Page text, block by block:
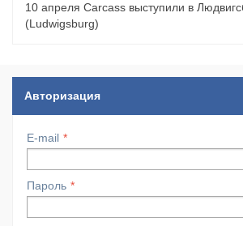
10 апреля Carcass выступили в
(Ludwigsburg)
Авторизация
E-mail
Пароль